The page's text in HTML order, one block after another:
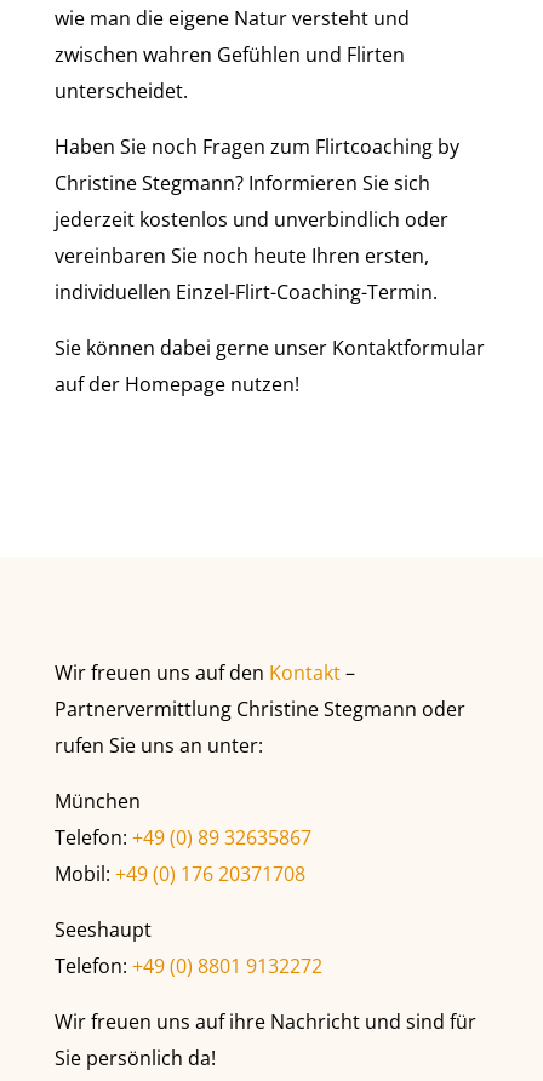
wie man die eigene Natur versteht und
zwischen wahren Gefühlen und Flirten
unterscheidet.
Haben Sie noch Fragen zum Flirtcoaching by
Christine Stegmann? Informieren Sie sich
jederzeit kostenlos und unverbindlich oder
vereinbaren Sie noch heute Ihren ersten,
individuellen Einzel-Flirt-Coaching-Termin.
Sie können dabei gerne unser Kontaktformular
auf der Homepage nutzen!
Wir freuen uns auf den Kontakt–
Partnervermittlung Christine Stegmann oder
rufen Sie uns an unter:
München
Telefon: +49 (0) 89 32635867
Mobil: +49 (0) 176 20371708
Seeshaupt
Telefon: +49 (0) 8801 9132272
Wir freuen uns auf ihre Nachricht und sind für
Sie persönlich da!